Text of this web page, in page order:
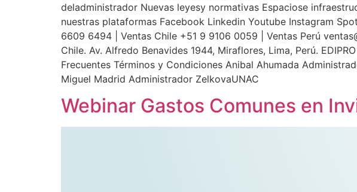
deladministrador Nuevas leyesy normativas Espaciose
nuestras plataformas Facebook Linkedin Youtube Instagram
6609 6494 | Ventas Chile +51 9 9106 0059 | Ventas Perú
Chile. Av. Alfredo Benavides 1944, Miraflores, Lima, Perú.
Frecuentes Términos y Condiciones Anibal Ahumada
Miguel Madrid Administrador ZelkovaUNAC
Webinar Gastos Comunes en